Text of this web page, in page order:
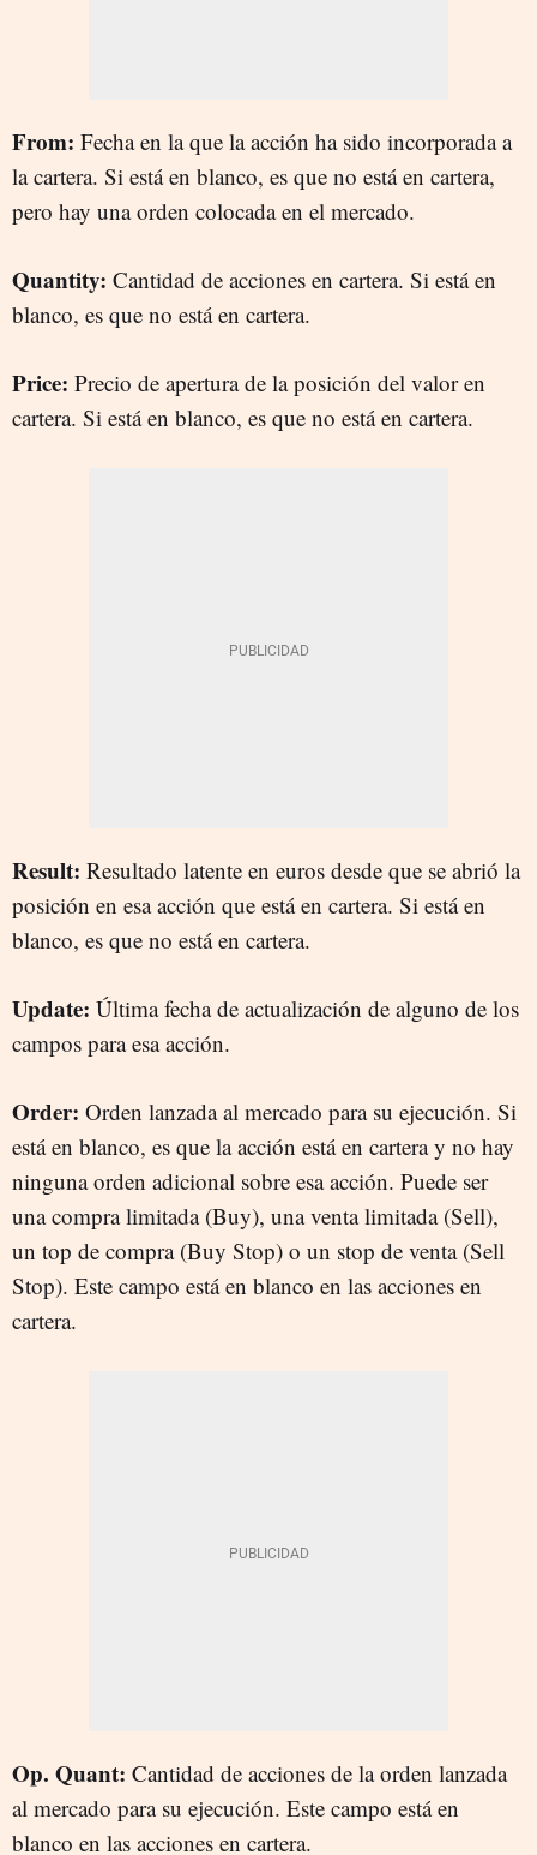
From: Fecha en la que la acción ha sido incorporada a
la cartera. Si está en blanco, es que no está en cartera,
pero hay una orden colocada en el mercado.
Quantity: Cantidad de acciones en cartera. Si está en
blanco, es que no está en cartera.
Price: Precio de apertura de la posición del valor en
cartera. Si está en blanco, es que no está en cartera.
Result: Resultado latente en euros desde que se abrió la
posición en esa acción que está en cartera. Si está en
blanco, es que no está en cartera.
Update: Última fecha de actualización de alguno de los
campos para esa acción.
Order: Orden lanzada al mercado para su ejecución. Si
está en blanco, es que la acción está en cartera y no hay
ninguna orden adicional sobre esa acción. Puede ser
una compra limitada (Buy), una venta limitada (Sell),
un top de compra (Buy Stop) o un stop de venta (Sell
Stop). Este campo está en blanco en las acciones en
cartera.
Op. Quant: Cantidad de acciones de la orden lanzada
al mercado para su ejecución. Este campo está en
blanco en las acciones en cartera.